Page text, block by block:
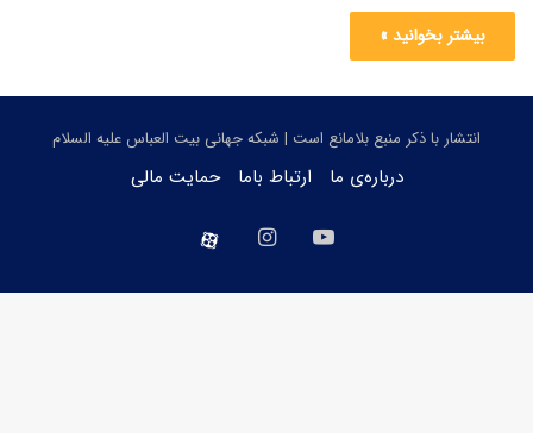
بیشتر بخوانید »
انتشار با ذکر منبع بلامانع است | شبکه جهانی بیت العباس علیه السلام
درباره‌ی ما ارتباط باما حمایت مالی
یوتیوب اینستاگرام